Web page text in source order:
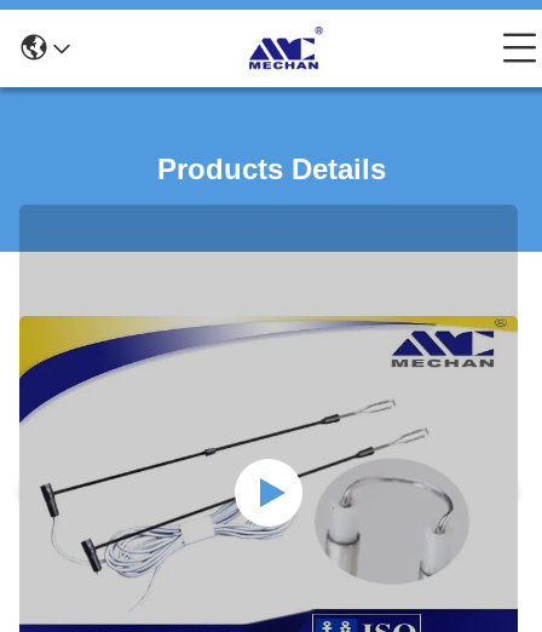
Products Details